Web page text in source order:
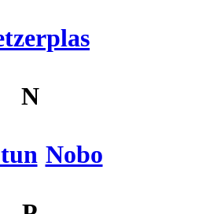
N
Nobo